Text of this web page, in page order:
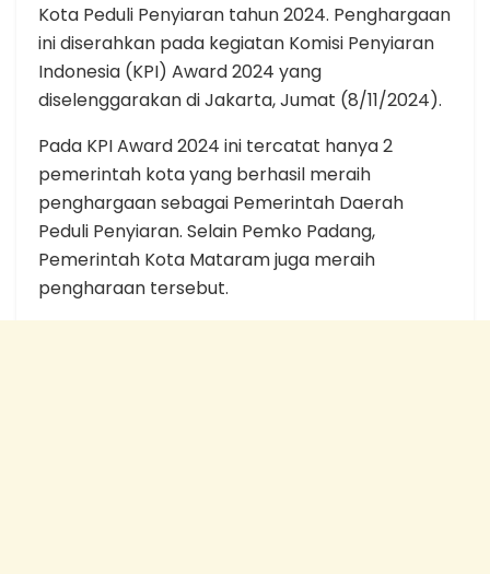
Kota Peduli Penyiaran tahun 2024. Penghargaan
ini diserahkan pada kegiatan Komisi Penyiaran
Indonesia (KPI) Award 2024 yang
diselenggarakan di Jakarta, Jumat (8/11/2024).
Pada KPI Award 2024 ini tercatat hanya 2
pemerintah kota yang berhasil meraih
penghargaan sebagai Pemerintah Daerah
Peduli Penyiaran. Selain Pemko Padang,
Pemerintah Kota Mataram juga meraih
pengharaan tersebut.